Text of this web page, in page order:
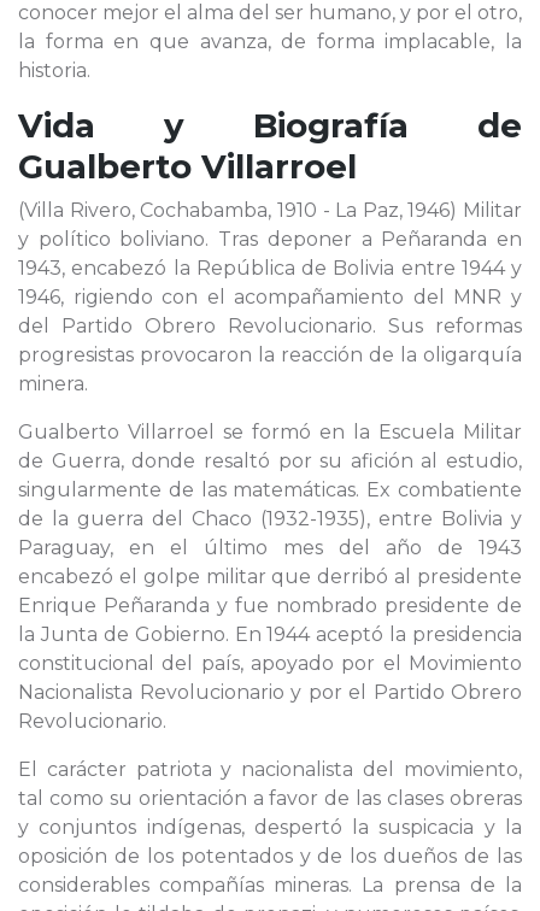
conocer mejor el alma del ser humano, y por el otro,
la forma en que avanza, de forma implacable, la
historia.
Vida y Biografía de
Gualberto Villarroel
(Villa Rivero, Cochabamba, 1910 - La Paz, 1946) Militar
y político boliviano. Tras deponer a Peñaranda en
1943, encabezó la República de Bolivia entre 1944 y
1946, rigiendo con el acompañamiento del MNR y
del Partido Obrero Revolucionario. Sus reformas
progresistas provocaron la reacción de la oligarquía
minera.
Gualberto Villarroel se formó en la Escuela Militar
de Guerra, donde resaltó por su afición al estudio,
singularmente de las matemáticas. Ex combatiente
de la guerra del Chaco (1932-1935), entre Bolivia y
Paraguay, en el último mes del año de 1943
encabezó el golpe militar que derribó al presidente
Enrique Peñaranda y fue nombrado presidente de
la Junta de Gobierno. En 1944 aceptó la presidencia
constitucional del país, apoyado por el Movimiento
Nacionalista Revolucionario y por el Partido Obrero
Revolucionario.
El carácter patriota y nacionalista del movimiento,
tal como su orientación a favor de las clases obreras
y conjuntos indígenas, despertó la suspicacia y la
oposición de los potentados y de los dueños de las
considerables compañías mineras. La prensa de la